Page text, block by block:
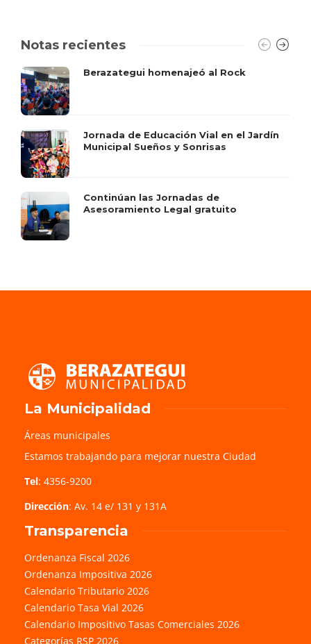
Notas recientes
Berazategui homenajeó al Rock
Jornada de Educación Vial en el Jardín
Municipal Sueños y Sonrisas
Continúan las Jornadas de
Asesoramiento Legal gratuito
La Municipalidad
Áreas municipales
Estamos trabajando para mejorar nuestra Ciudad
Tel: 4356-9200
Dirección: Av. 14 e/ 131 y 131A
Transparencia
Ordenanza Fiscal 2026
Ordenanza Impositiva 2026
Calendario Tributario 2026
Calendario Tasa Vial 2026
Calendario Impositivo Tasas Comerciales 2026
Categorías RSP 2026